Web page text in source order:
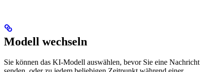
Modell wechseln
Sie können das KI-Modell auswählen, bevor Sie eine Nachricht